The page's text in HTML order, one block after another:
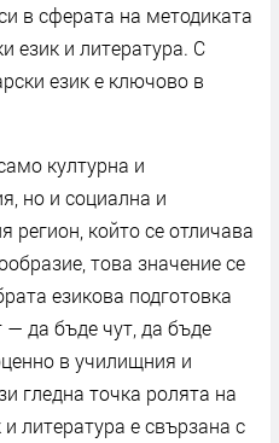
в сферата на методиката
език и литература. С
език е ключово в
културна и
но и социална и
който се отличава
това значение се
езикова подготовка
— да бъде чут, да бъде
в училищния и
гледна точка ролята на
литература е свързана с